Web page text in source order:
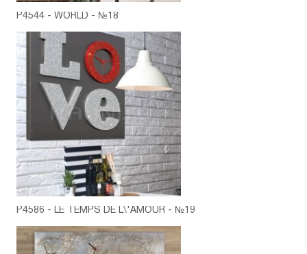
P4544 - WORLD - №18
P4586 - LE TEMPS DE L\'AMOUR - №19